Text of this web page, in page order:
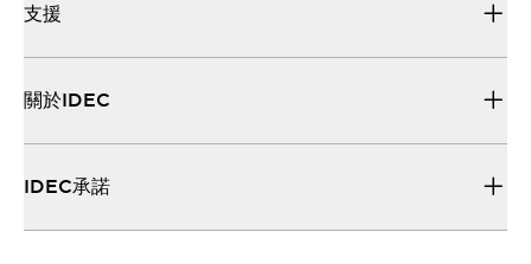
支援
關於IDEC
IDEC承諾